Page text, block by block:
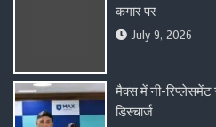
कगार पर
July 9, 2026
मैक्स में नी-रिप्लेसमेंट
डिस्चार्ज